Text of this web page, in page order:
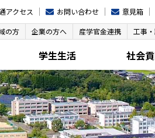
アクセス お問い合わせ 意見箱
の方 企業の方へ 産学官金連携 工事
学生生活 社会